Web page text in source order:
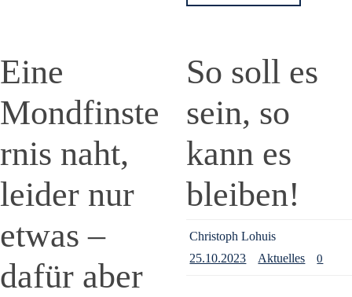
Eine
Mondfinste
rnis naht,
leider nur
etwas –
dafür aber
So soll es
sein, so
kann es
bleiben!
Christoph Lohuis
25.10.2023
Aktuelles 0